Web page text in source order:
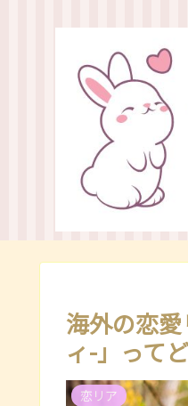
海外の恋
ィ-」って
恋リア